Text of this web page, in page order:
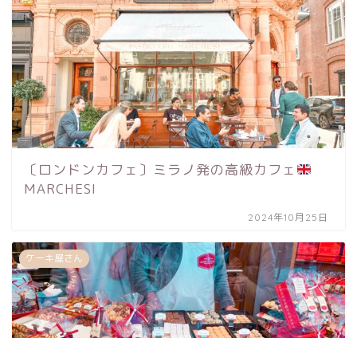
〔ロンドンカフェ〕ミラノ発の高級カフェ
MARCHESI
2024年10月25日
ケーキ屋さん